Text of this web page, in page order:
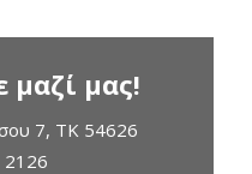
μαζί μας!
7, TK 54626
2126